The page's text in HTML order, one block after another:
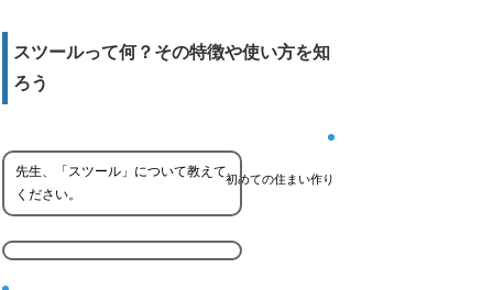
スツールって何？その特徴や使い方を知
ろう
初めての住まい作り
先生、「スツール」について教えて
ください。